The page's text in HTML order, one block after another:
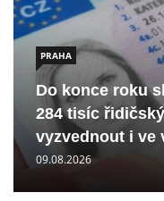
PRAHA
Do konce roku
284 tisíc
vyzvednout i ve
09.08.2026